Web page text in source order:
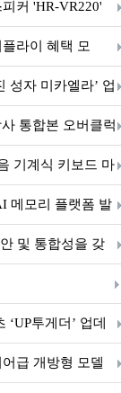
커 'HR-VR220'
라이 혜택 모
성자 미카엘라’ 업
통합본 오버클럭
기계식 키보드 마
메모리 플랫폼 발
및 통합성을 갖
투게더’ 업데
급 개방형 모델